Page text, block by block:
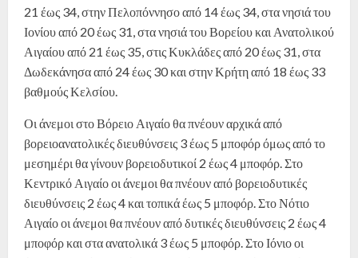
21 έως 34, στην Πελοπόννησο από 14 έως 34, στα νησιά του
Ιονίου από 20 έως 31, στα νησιά του Βορείου και Ανατολικού
Αιγαίου από 21 έως 35, στις Κυκλάδες από 20 έως 31, στα
Δωδεκάνησα από 24 έως 30 και στην Κρήτη από 18 έως 33
βαθμούς Κελσίου.
Οι άνεμοι στο Βόρειο Αιγαίο θα πνέουν αρχικά από
βορειοανατολικές διευθύνσεις 3 έως 5 μποφόρ όμως από το
μεσημέρι θα γίνουν βορειοδυτικοί 2 έως 4 μποφόρ. Στο
Κεντρικό Αιγαίο οι άνεμοι θα πνέουν από βορειοδυτικές
διευθύνσεις 2 έως 4 και τοπικά έως 5 μποφόρ. Στο Νότιο
Αιγαίο οι άνεμοι θα πνέουν από δυτικές διευθύνσεις 2 έως 4
μποφόρ και στα ανατολικά 3 έως 5 μποφόρ. Στο Ιόνιο οι